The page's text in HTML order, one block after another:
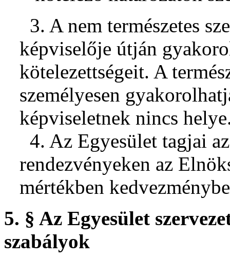
3. A nem természetes
képviselője útján
kötelezettségeit. A
személyesen
képviseletnek nincs
4. Az Egyesület tagjai
rendezvényeken az
mértékben
5. § Az Egyesület
szabályok